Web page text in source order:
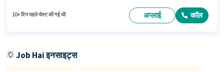
रोटेशनल शिफ्ट और 5 days working प्रति सप्ताह है।
10+ दिन पहले पोस्ट की गई थी अप्लाई कॉल
Job Hai इनसाइट्स